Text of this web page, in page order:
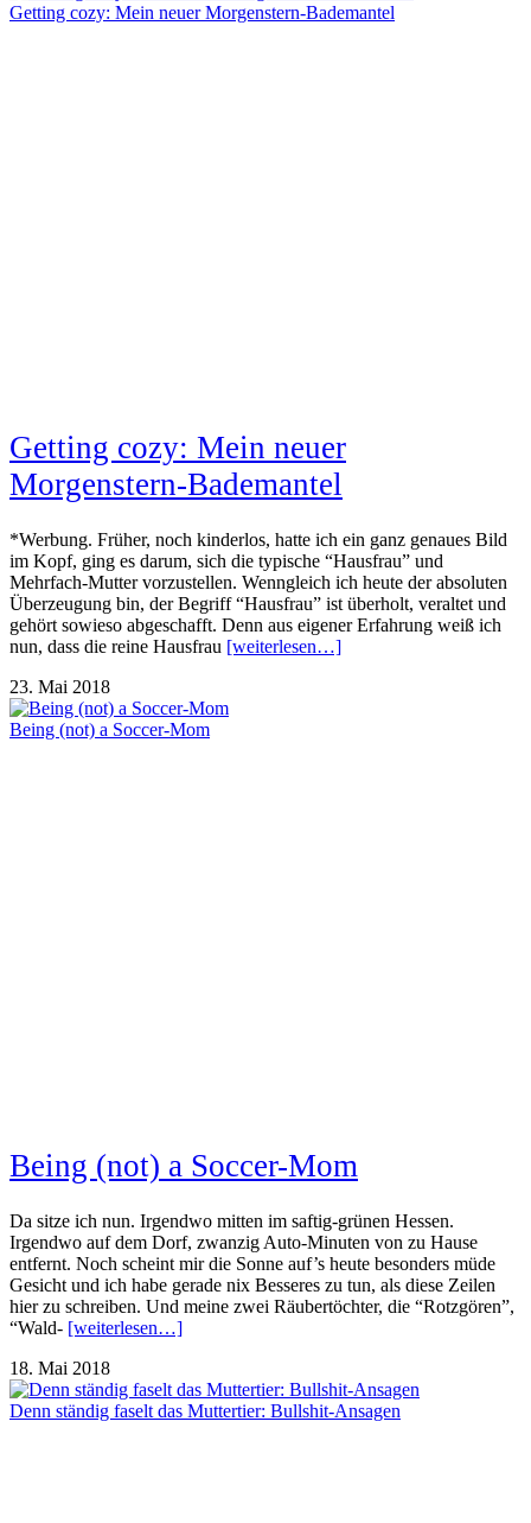
Getting cozy: Mein neuer Morgenstern-Bademantel
Getting cozy: Mein neuer
Morgenstern-Bademantel
*Werbung. Früher, noch kinderlos, hatte ich ein ganz genaues Bild
im Kopf, ging es darum, sich die typische “Hausfrau” und
Mehrfach-Mutter vorzustellen. Wenngleich ich heute der absoluten
Überzeugung bin, der Begriff “Hausfrau” ist überholt, veraltet und
gehört sowieso abgeschafft. Denn aus eigener Erfahrung weiß ich
nun, dass die reine Hausfrau [weiterlesen…]
23. Mai 2018
Being (not) a Soccer-Mom
Being (not) a Soccer-Mom
Da sitze ich nun. Irgendwo mitten im saftig-grünen Hessen.
Irgendwo auf dem Dorf, zwanzig Auto-Minuten von zu Hause
entfernt. Noch scheint mir die Sonne auf’s heute besonders müde
Gesicht und ich habe gerade nix Besseres zu tun, als diese Zeilen
hier zu schreiben. Und meine zwei Räubertöchter, die “Rotzgören”,
“Wald- [weiterlesen…]
18. Mai 2018
Denn ständig faselt das Muttertier: Bullshit-Ansagen